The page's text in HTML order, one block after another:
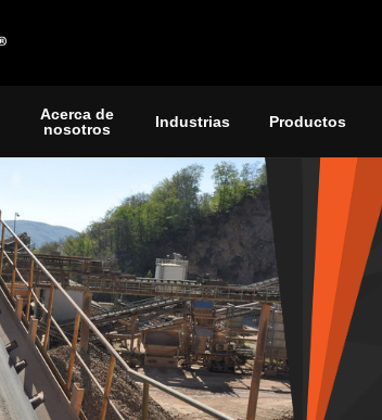
Acerca de
nosotros
Industrias Productos